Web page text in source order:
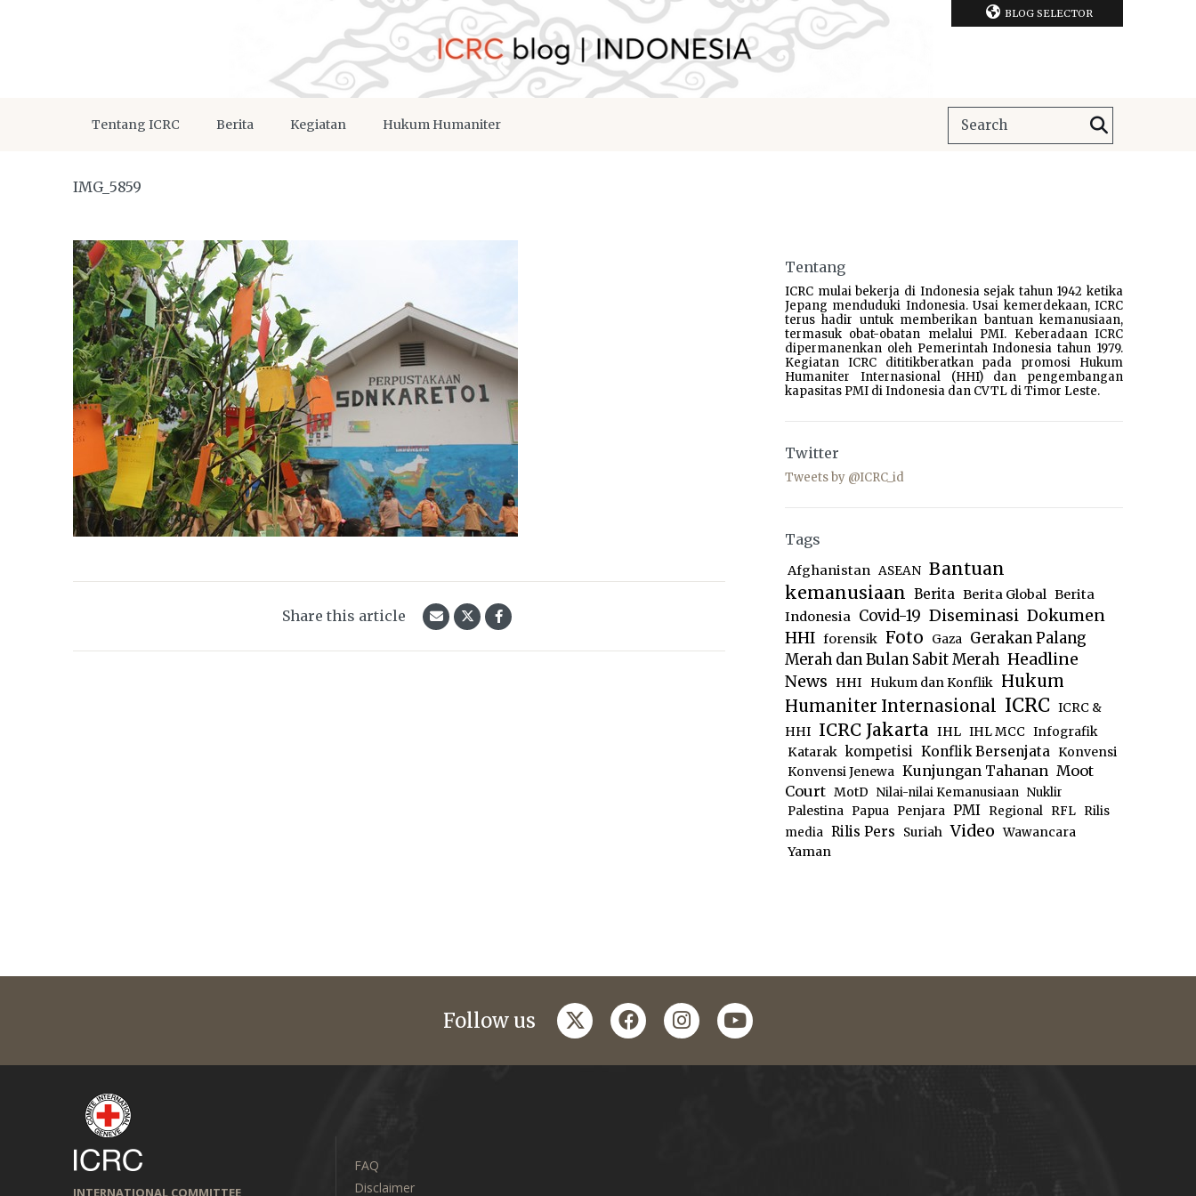
BLOG SELECTOR
Tentang ICRC Berita Kegiatan Hukum Humaniter
IMG_5859
Share this article
Tentang
ICRC mulai bekerja di Indonesia sejak tahun 1942 ketika
Jepang menduduki Indonesia. Usai kemerdekaan, ICRC
terus hadir untuk memberikan bantuan kemanusiaan,
termasuk obat-obatan melalui PMI. Keberadaan ICRC
dipermanenkan oleh Pemerintah Indonesia tahun 1979.
Kegiatan ICRC dititikberatkan pada promosi Hukum
Humaniter Internasional (HHI) dan pengembangan
kapasitas PMI di Indonesia dan CVTL di Timor Leste.
Twitter
Tweets by @ICRC_id
Tags
Afghanistan ASEAN Bantuan
kemanusiaan Berita Berita Global Berita
Indonesia Covid-19 Diseminasi Dokumen
HHI forensik Foto Gaza Gerakan Palang
Merah dan Bulan Sabit Merah Headline
News
HHI Hukum dan Konflik Hukum
Humaniter Internasional ICRC ICRC &
HHI ICRC Jakarta IHL IHL MCC Infografik
Katarak kompetisi Konflik Bersenjata Konvensi
Konvensi Jenewa Kunjungan Tahanan Moot
Court MotD Nilai-nilai Kemanusiaan Nuklir
Palestina
Papua Penjara PMI Regional RFL
Rilis
media Rilis Pers Suriah Video Wawancara
Yaman
Follow us twitterfacebookinstagram
youtube
INTERNATIONAL COMMITTEE
FAQ
Disclaimer